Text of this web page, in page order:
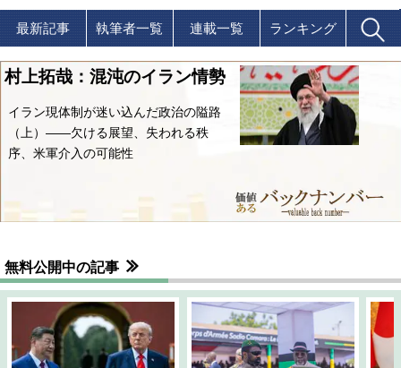
最新記事 執筆者一覧 連載一覧 ランキング
村上拓哉：混沌のイラン情勢
イラン現体制が迷い込んだ政治の隘路
（上）――欠ける展望、失われる秩
序、米軍介入の可能性
無料公開中の記事